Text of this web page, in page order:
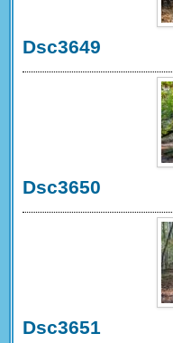
Dsc3649
Dsc3650
Dsc3651